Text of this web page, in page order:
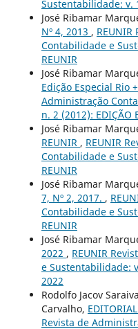
Sustentabilidade: v.
José Ribamar
Nº 4, 2013 ,
Contabilidade e
REUNIR
José Ribamar
Edição Especial Rio
Administração
n. 2 (2012): EDIÇÃO
José Ribamar
REUNIR , REUNIR
Contabilidade e
REUNIR
José Ribamar
7, Nº 2, 2017. ,
Contabilidade e
REUNIR
José Ribamar
2022 , REUNIR
e Sustentabilidade:
2022
Rodolfo Jacov
Carvalho,
Revista de